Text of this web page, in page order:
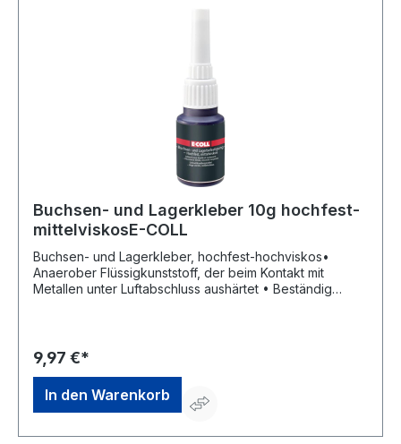
Nicht bei Regen- oder Frostgefahr verarbeiten. Nach
Buchsen- und Lagerkleber 10g hochfest-
mittelviskosE-COLL
Buchsen- und Lagerkleber, hochfest-hochviskos•
Anaerober Flüssigkunststoff, der beim Kontakt mit
Metallen unter Luftabschluss aushärtet • Beständig
Lagern auf Wellen oder in Lagergehäusen • Buchsen
und Lagereinklebung sowie Hülsen im Schiebe-, Press-
und Schrumpfsitz • Gewinde- und Bolzenbefestigung •
Max. Gewinde M36 • Spaltfüllvermögen 0,2 mm •
Viskosität: 1500 bis 2500 mPasSignalwort: Achtung
Gefahrenhinweise: H319: Verursacht schwere
9,97 €*
In den Warenkorb